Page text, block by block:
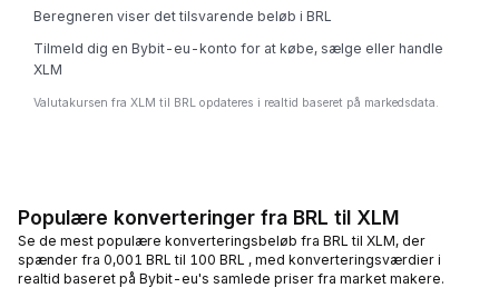
Beregneren viser det tilsvarende beløb i BRL
Tilmeld dig en Bybit-eu-konto for at købe, sælge eller handle
XLM
Valutakursen fra XLM til BRL opdateres i realtid baseret på markedsdata.
Populære konverteringer fra BRL til XLM
Se de mest populære konverteringsbeløb fra BRL til XLM, der
spænder fra 0,001 BRL til 100 BRL , med konverteringsværdier i
realtid baseret på Bybit-eu's samlede priser fra market makere.